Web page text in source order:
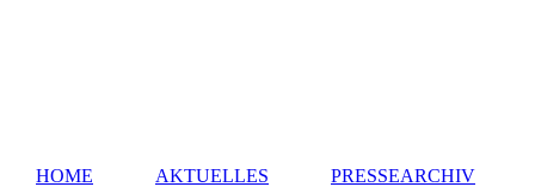
HOME AKTUELLES PRESSEARCHIV